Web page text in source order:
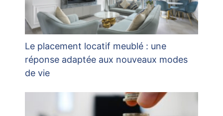
Le placement locatif meublé : une
réponse adaptée aux nouveaux modes
de vie